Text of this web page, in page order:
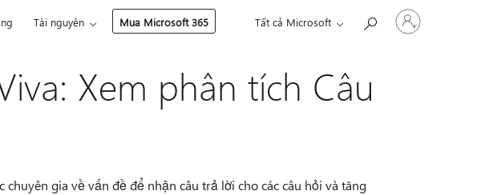
Tài nguyên Mua Microsoft 365 Tất cả Microsoft
Đăng
nhập
Xem phân tích Câu
chuyên gia về vấn đề để nhận câu trả lời cho các câu hỏi và tăng